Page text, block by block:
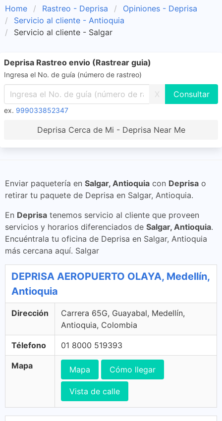
Home Rastreo - Deprisa
Opiniones - Deprisa
Servicio al cliente - Antioquia
Servicio al cliente - Salgar
Deprisa Rastreo envio (Rastrear guia)
Ingresa el No. de guía (número de rastreo)
X
ex. 999033852347
Deprisa Cerca de Mi - Deprisa Near Me
Enviar paquetería en Salgar, Antioquia con Deprisa o
retirar tu paquete de Deprisa en Salgar, Antioquia.
En Deprisa tenemos servicio al cliente que proveen
servicios y horarios diferenciados de Salgar, Antioquia.
Encuéntrala tu oficina de Deprisa en Salgar, Antioquia
más cercana aquí. Salgar
DEPRISA AEROPUERTO OLAYA, Medellín,
Antioquia
Dirección
Carrera 65G, Guayabal, Medellín,
Antioquia, Colombia
Télefono 01 8000 519393
Mapa Mapa Cómo llegar
Vista de calle